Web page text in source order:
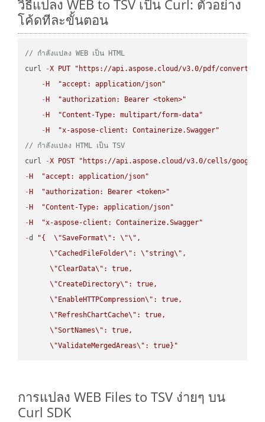
วิธีแปลง WEB to TSV เป็น Curl: ตัวอย่าง
โค้ดทีละขั้นตอน
// กำลังแปลง WEB เป็น HTML
curl
-X PUT
"https://api.aspose.cloud/v3.0/pdf/convert/
- H
"accept: application/json"
- H
"authorization: Bearer <token>"
- H
"Content-Type: multipart/form-data"
- H
"x-aspose-client: Containerize.Swagger"
// กำลังแปลง HTML เป็น TSV
curl
-X POST
"https://api.aspose.cloud/v3.0/cells/
- H
"accept: application/json"
- H
"authorization: Bearer <token>"
- H
"Content-Type: application/json"
- H
"x-aspose-client: Containerize.Swagger"
-d "{ \"SaveFormat\" : \"\" ,
\"CachedFileFolder\" : \"string\" ,
\"ClearData\" : true,
\"CreateDirectory\" : true,
\" EnableHTTPCompression\" : true,
\" RefreshChartCache\" : true,
\"SortNames\" : true,
\"ValidateMergedAreas\" : true}"
การแปลง WEB Files to TSV ง่ายๆ บน
Curl SDK